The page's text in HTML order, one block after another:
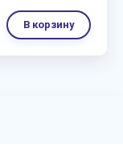
В корзину